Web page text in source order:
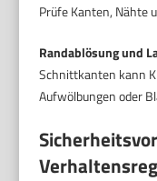
Prüfe Kanten, Nähte
Randablösung und
Schnittkanten kann
Aufwölbungen oder